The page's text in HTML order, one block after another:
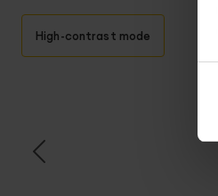
High-contrast mode